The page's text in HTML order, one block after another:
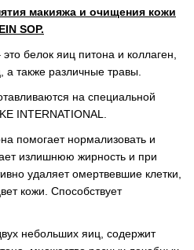
макияжа и очищения кожи
SOP.
белок яиц питона и коллаген,
также различные травы.
на специальной
INTERNATIONAL.
помогает нормализовать и
излишнюю жирность и при
удаляет омертвевшие клетки,
кожи. Способствует
небольших яиц, содержит